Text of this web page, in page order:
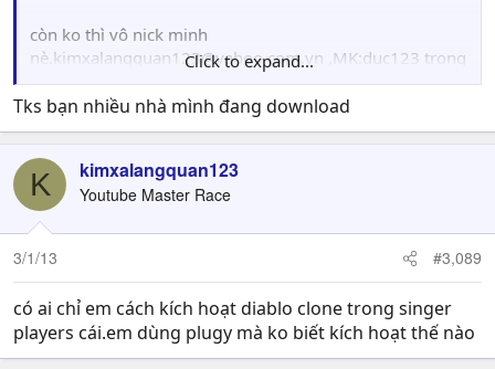
còn ko thì vô nick minh
nè .kimxalangquan123@yahoo.com.vn ,MK:duc123 trong
đó có đấy
- - - Updated - - -
bạn copy vô my file của bạn trong mediafire của bạn ấy
là down được
Click to expand...
Tks bạn nhiều nhà mình đang download
K kimxalangquan123
Youtube Master Race
3/1/13 #3,089
có ai chỉ em cách kích hoạt diablo clone trong singer
players cái.em dùng plugy mà ko biết kích hoạt thế nào